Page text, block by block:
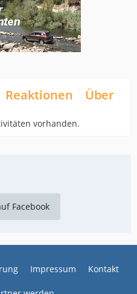
Reaktionen Über
vorhanden.
Facebook
Impressum Kontakt